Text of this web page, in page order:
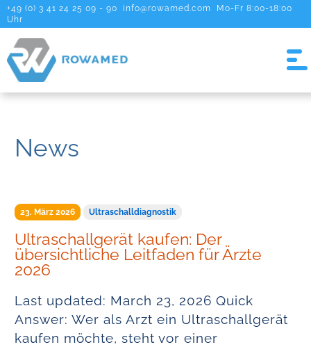
+49 (0) 3 41 24 25 09 - 90 info@rowamed.com
Mo-Fr 8:00-18:00
Uhr
News
23. März 2026 Ultraschalldiagnostik
Ultraschallgerät kaufen: Der
übersichtliche Leitfaden für Ärzte
2026
Last updated: March 23, 2026 Quick
Answer: Wer als Arzt ein Ultraschallgerät
kaufen möchte, steht vor einer